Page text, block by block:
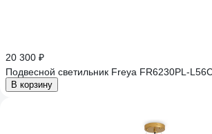
20 300 ₽
Подвесной светильник Freya FR6230PL-
В корзину